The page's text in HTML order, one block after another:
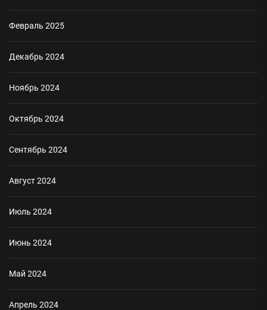
Февраль 2025
Декабрь 2024
Ноябрь 2024
Октябрь 2024
Сентябрь 2024
Август 2024
Июль 2024
Июнь 2024
Май 2024
Апрель 2024